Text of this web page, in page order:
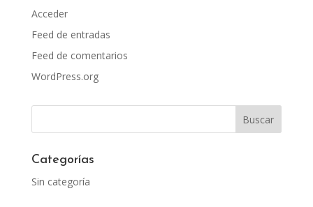
Acceder
Feed de entradas
Feed de comentarios
WordPress.org
Categorías
Sin categoría